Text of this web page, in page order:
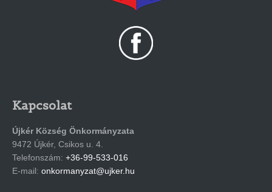
Kapcsolat
Újkér Község Önkormányzata
9472 Újkér, Csikos u. 4.
Telefonszám: +36-99-533-016
E-mail: onkormanyzat@ujker.hu